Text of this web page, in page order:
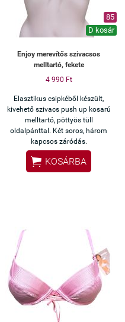
85
D kosár
Enjoy merevítős szivacsos
melltartó, fekete
4 990 Ft
Elasztikus csipkéből készült,
kivehető szivacs push up kosarú
melltartó, pöttyös tüll
oldalpánttal. Két soros, három
kapcsos záródás.
 KOSÁRBA